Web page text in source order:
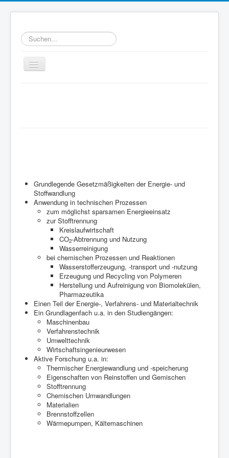
Suchen...
Toggle
Navigation
Kontakt
Grundlegende Gesetzmäßigkeiten der Energie- und
Stoffwandlung
Anwendung in technischen Prozessen
zum möglichst sparsamen Energieeinsatz
zur Stofftrennung
Kreislaufwirtschaft
CO2-Abtrennung und Nutzung
Wasserreinigung
bei chemischen Prozessen und Reaktionen
Wasserstofferzeugung, -transport und -nutzung
Erzeugung und Recycling von Polymeren
Herstellung und Aufreinigung von Biomolekülen,
Pharmazeutika
Einen Teil der Energie-, Verfahrens- und Materialtechnik
Ein Grundlagenfach u.a. in den Studiengängen:
Maschinenbau
Verfahrenstechnik
Umwelttechnik
Wirtschaftsingenieurwesen
Aktive Forschung u.a. in:
Thermischer Energiewandlung und -speicherung
Eigenschaften von Reinstoffen und Gemischen
Stofftrennung
Chemischen Umwandlungen
Materialien
Brennstoffzellen
Wärmepumpen, Kältemaschinen